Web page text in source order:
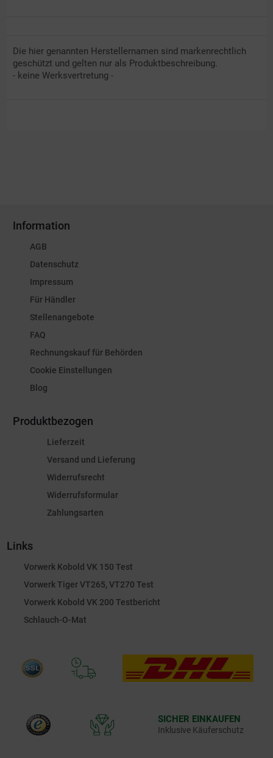
Die hier genannten Herstellernamen sind markenrechtlich
geschützt und gelten nur als Produktbeschreibung.
- keine Werksvertretung -
Information
AGB
Datenschutz
Impressum
Für Händler
Stellenangebote
FAQ
Rechnungskauf für Behörden
Cookie Einstellungen
Blog
Produktbezogen
Lieferzeit
Versand und Lieferung
Widerrufsrecht
Widerrufsformular
Zahlungsarten
Links
Vorwerk Kobold VK 150 Test
Vorwerk Tiger VT265, VT270 Test
Vorwerk Kobold VK 200 Testbericht
Schlauch-O-Mat
SICHER EINKAUFEN
Inklusive Käuferschutz